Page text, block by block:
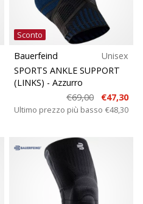
Sconto
Bauerfeind
Unisex
SPORTS ANKLE SUPPORT
(LINKS) - Azzurro
€69,00
€47,30
Ultimo prezzo più basso €48,30